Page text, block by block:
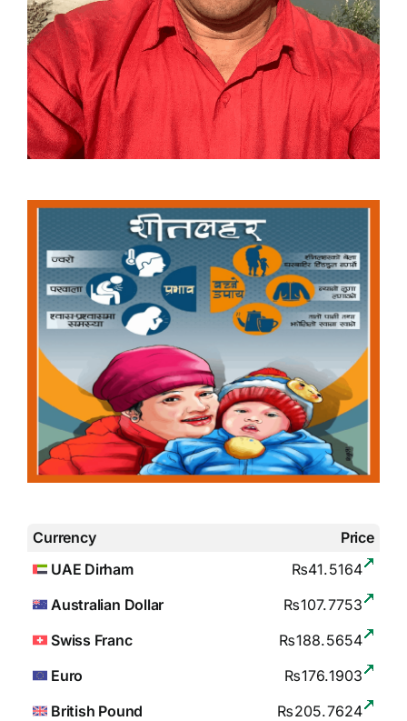
Currency
Price
UAE Dirham
₨41.5164
Australian Dollar
₨107.7753
Swiss Franc
₨188.5654
Euro
₨176.1903
British Pound
₨205.7624